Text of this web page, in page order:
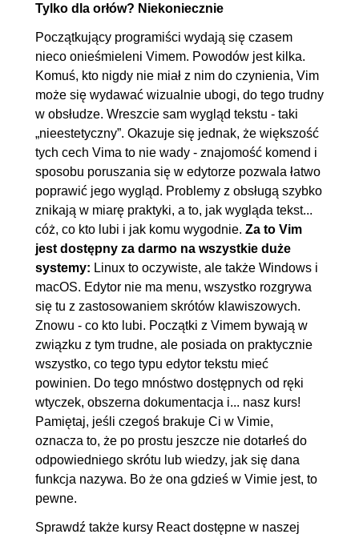
5.1. Vimrc - budowanie
własnego edytora cz. 1
5.2. Vimrc - budowanie
własnego edytora cz. 2
00:14:23
5.3. Vundle jako menadżer
wtyczek do Vima
00:19:01
5.4. Własny Vim jako
środowisko deweloperskie cz. 1
00:15:48
5.5. Własny Vim jako
środowisko deweloperskie cz. 2
00:19:39
5.6. Vim Ultimate - instalacja i
korzystanie
00:17:56
5.7. Vim kompilowany ze zródła
00:08:37
5.8. Podsumowanie
00:01:57
6. Ćwiczenia - Vim na co dzień w
pracy
00:56:02
6.1. Ćwiczenie 1
00:14:02
6.2. Ćwiczenie 2
00:09:05
6.3. Ćwiczenie 3
00:15:40
6.4. Ćwiczenie 4
00:13:30
6.5. Vim Adventure
6.6. Zakończenie
00:01:08
Tylko dla orłów? Niekoniecznie
Początkujący programiści wydają się czasem
nieco onieśmieleni Vimem. Powodów jest kilka.
Komuś, kto nigdy nie miał z nim do czynienia, Vim
może się wydawać wizualnie ubogi, do tego trudny
w obsłudze. Wreszcie sam wygląd tekstu - taki
„nieestetyczny”. Okazuje się jednak, że większość
tych cech Vima to nie wady - znajomość komend i
sposobu poruszania się w edytorze pozwala łatwo
poprawić jego wygląd. Problemy z obsługą szybko
znikają w miarę praktyki, a to, jak wygląda tekst...
cóż, co kto lubi i jak komu wygodnie. Za to Vim
jest dostępny za darmo na wszystkie duże
systemy: Linux to oczywiste, ale także Windows i
macOS. Edytor nie ma menu, wszystko rozgrywa
się tu z zastosowaniem skrótów klawiszowych.
Znowu - co kto lubi. Początki z Vimem bywają w
związku z tym trudne, ale posiada on praktycznie
wszystko, co tego typu edytor tekstu mieć
powinien. Do tego mnóstwo dostępnych od ręki
wtyczek, obszerna dokumentacja i... nasz kurs!
Pamiętaj, jeśli czegoś brakuje Ci w Vimie,
oznacza to, że po prostu jeszcze nie dotarłeś do
odpowiedniego skrótu lub wiedzy, jak się dana
funkcja nazywa. Bo że ona gdzieś w Vimie jest, to
pewne.
Sprawdź także kursy Reactdostępne w naszej